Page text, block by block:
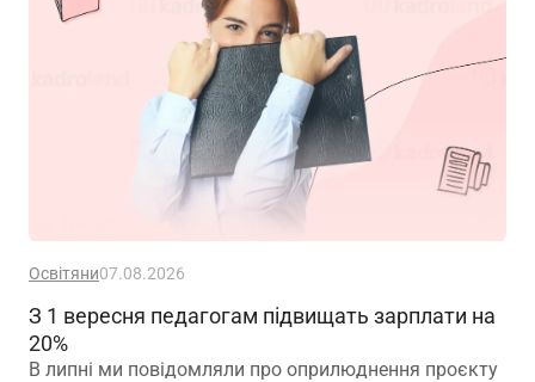
Освітяни07.08.2026
З 1 вересня педагогам підвищать зарплати на
20%
В липні ми повідомляли про оприлюднення проєкту